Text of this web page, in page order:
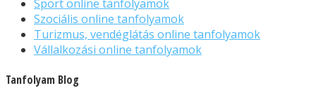
Sport online tanfolyamok
Szociális online tanfolyamok
Turizmus, vendéglátás online tanfolyamok
Vállalkozási online tanfolyamok
Tanfolyam Blog